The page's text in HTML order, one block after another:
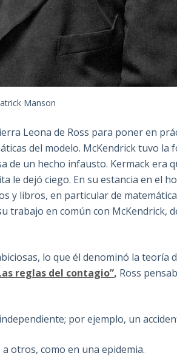
Manson
Leona de Ross para poner en
del modelo. McKendrick tuvo la
de un hecho infausto. Kermack era
dejó ciego. En su estancia en el
y libros, en particular de
trabajo en común con McKendrick,
lo que él denominó la teoría
reglas del contagio”, Ross
por ejemplo, un
otros, como en una epidemia.